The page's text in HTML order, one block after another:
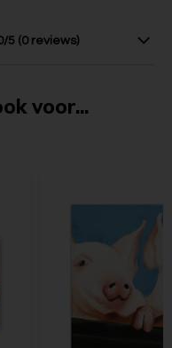
5 (0 reviews)
voor...